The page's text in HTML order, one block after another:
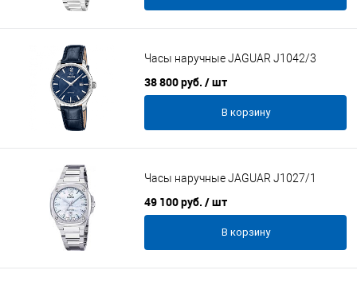
Часы наручные JAGUAR J1042/3
38 800 руб. / шт
В корзину
Часы наручные JAGUAR J1027/1
49 100 руб. / шт
В корзину